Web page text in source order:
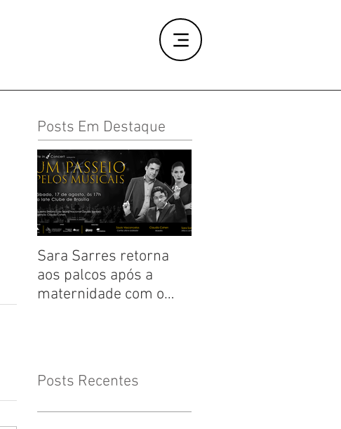
Posts Em Destaque
Sara Sarres retorna
aos palcos após a
maternidade com o
Posts Recentes